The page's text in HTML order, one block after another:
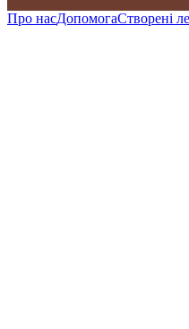
Про насДопомогаСтворені